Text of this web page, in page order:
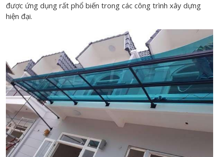
được ứng dụng rất phổ biến trong các công trình xây dựng
hiện đại.